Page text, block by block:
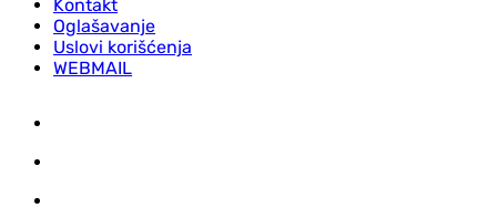
Kontakt
Oglašavanje
Uslovi korišćenja
WEBMAIL